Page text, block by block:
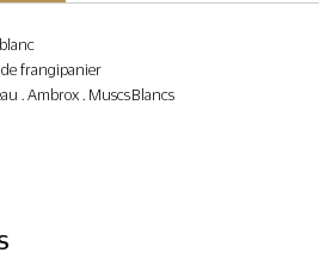
frangipanier
. Ambrox . Muscs Blancs